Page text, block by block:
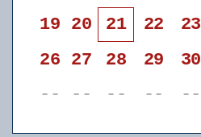
19 20 21 22 23
26 27 28 29 30
--
-- -- -- --